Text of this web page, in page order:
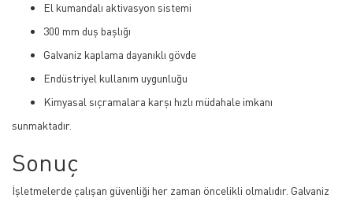
El kumandalı aktivasyon sistemi
300 mm duş başlığı
Galvaniz kaplama dayanıklı gövde
Endüstriyel kullanım uygunluğu
Kimyasal sıçramalara karşı hızlı müdahale imkanı
sunmaktadır.
Sonuç
İşletmelerde çalışan güvenliği her zaman öncelikli olmalıdır. Galvaniz